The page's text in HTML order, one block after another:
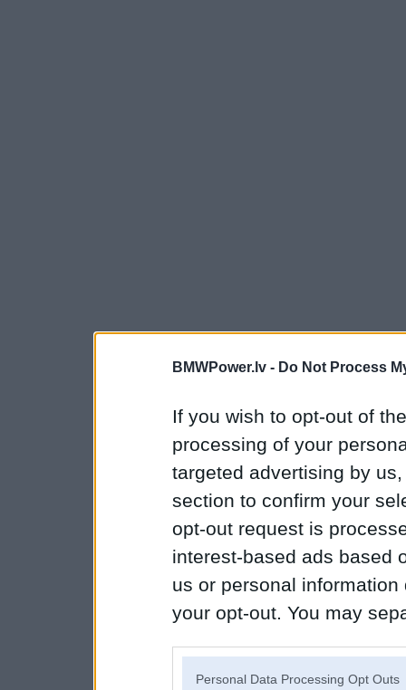
BMWPower.lv - Do Not Process
If you wish to opt-out of
processing of your
targeted advertising by
section to confirm your
opt-out request is
interest-based ads based
us or personal
your opt-out. You may
Personal Data Processing Opt Outs